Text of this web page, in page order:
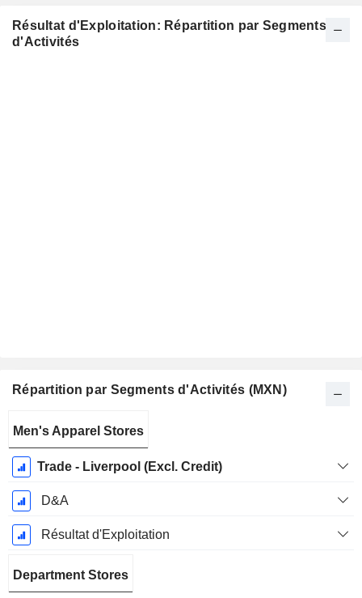
Résultat d'Exploitation: Répartition par Segments
d'Activités
Répartition par Segments d'Activités (MXN)
Fiscale:
Décembre
Men's Apparel Stores
Trade - Liverpool (Excl. Credit)
D&A
Résultat d'Exploitation
Department Stores